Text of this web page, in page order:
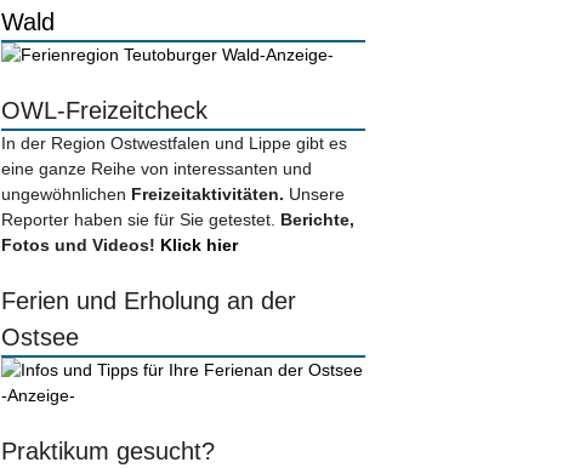
Wald
-Anzeige-
OWL-Freizeitcheck
In der Region Ostwestfalen und Lippe gibt es
eine ganze Reihe von interessanten und
ungewöhnlichen Freizeitaktivitäten. Unsere
Reporter haben sie für Sie getestet. Berichte,
Fotos und Videos! Klick hier
Ferien und Erholung an der
Ostsee
-Anzeige-
Praktikum gesucht?